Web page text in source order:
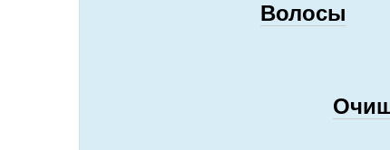
Волосы